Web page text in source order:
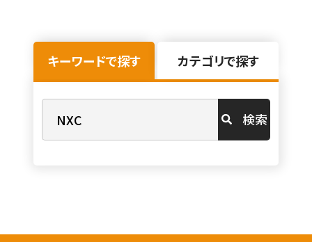
キーワードで探す カテゴリで探す
検索